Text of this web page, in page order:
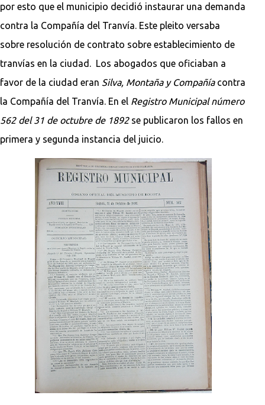
por esto que el municipio decidió instaurar una demanda
contra la Compañía del Tranvía. Este pleito versaba
sobre resolución de contrato sobre establecimiento de
tranvías en la ciudad. Los abogados que oficiaban a
favor de la ciudad eran Silva, Montaña y Compañíacontra
la Compañía del Tranvía. En el Registro Municipal número
562 del 31 de octubre de 1892se publicaron los fallos en
primera y segunda instancia del juicio.